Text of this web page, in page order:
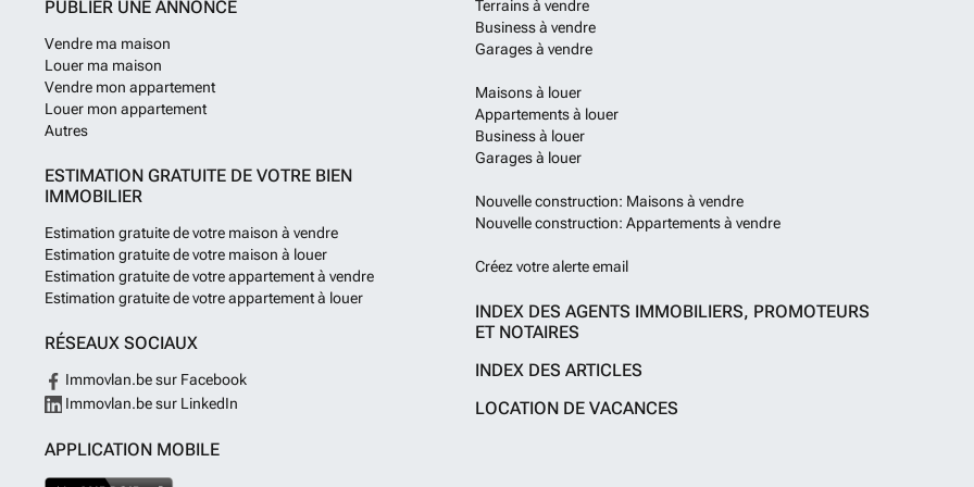
PUBLIER UNE ANNONCE
Vendre ma maison
Louer ma maison
Vendre mon appartement
Louer mon appartement
Autres
ESTIMATION GRATUITE DE VOTRE BIEN
IMMOBILIER
Estimation gratuite de votre maison à vendre
Estimation gratuite de votre maison à louer
Estimation gratuite de votre appartement à vendre
Estimation gratuite de votre appartement à louer
RÉSEAUX SOCIAUX
Immovlan.be sur Facebook
Immovlan.be sur LinkedIn
APPLICATION MOBILE
Terrains à vendre
Business à vendre
Garages à vendre
Maisons à louer
Appartements à louer
Business à louer
Garages à louer
Nouvelle construction: Maisons à vendre
Nouvelle construction: Appartements à vendre
Créez votre alerte email
INDEX DES AGENTS IMMOBILIERS, PROMOTEURS
ET NOTAIRES
INDEX DES ARTICLES
LOCATION DE VACANCES